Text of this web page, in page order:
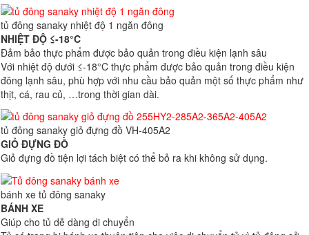
tủ đông sanaky nhiệt độ 1 ngăn đông
NHIỆT ĐỘ ≤-18°C
Đảm bảo thực phẩm được bảo quản trong điều kiện lạnh sâu
Với nhiệt độ dưới ≤-18°C thực phẩm được bảo quản trong điều kiện
đông lạnh sâu, phù hợp với nhu cầu bảo quản một số thực phẩm như
thịt, cá, rau củ, …trong thời gian dài.
tủ đông sanaky giỏ đựng đồ VH-405A2
GIỎ ĐỰNG ĐỒ
Giỏ đựng đồ tiện lợi tách biệt có thể bỏ ra khi không sử dụng.
bánh xe tủ đông sanaky
BÁNH XE
Giúp cho tủ dễ dàng di chuyển